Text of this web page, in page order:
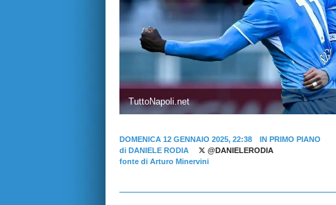
TuttoNapoli.net
DOMENICA 12 GENNAIO 2025, 22:38
IN PRIMO PIANO
di DANIELE RODIA
@DANIELERODIA
fonte di Arturo Minervini